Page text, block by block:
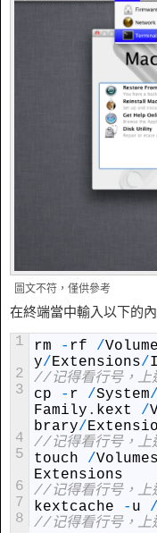
圖文不符，僅供參考
在終端當中輸入以下的
1
2
3
4
5
6
7
8
rm - rf /
y/Extensions/
//记得看行号，上
cp
- r /System/
Family . kext /
brary/
//记得看行号，上
touch
/Volumes
Extensions
//记得看行号，上
kextcache
- u /
//记得看行号，上